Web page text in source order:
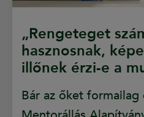
„Rengeteget
hasznosnak,
illőnek érzi-e a
Bár az őket